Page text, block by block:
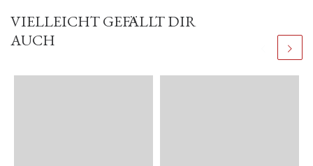
VIELLEICHT GEFÄLLT DIR
AUCH